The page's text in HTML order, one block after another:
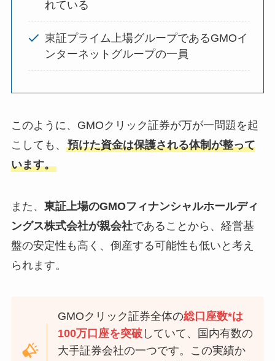
れている
東証プライム上場グループであるGMOイ
ンターネットグループの一員
このように、GMOクリック証券が万が一問題を起
こしても、 預けた資金は保護される体制が整って
います。
また、 東証上場のGMOフィナンシャルホールディ
ングス株式会社が親会社であることから、経営基
盤の安定性も高く、倒産する可能性も低いと考え
られます。
GMOクリック証券全体の総口座数*は
100万口座を突破 していて、国内有数の
大手証券会社の一つです。この実績か